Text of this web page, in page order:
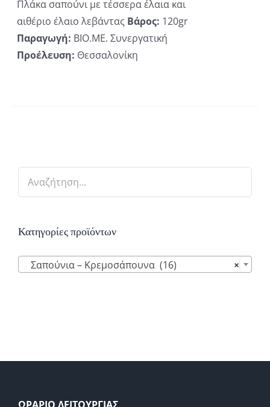
Πλάκα σαπούνι με τέσσερα έλαια και
αιθέριο έλαιο λεβάντας Βάρος: 120gr
Παραγωγή: ΒΙΟ.ΜΕ. Συνεργατική
Προέλευση: Θεσσαλονίκη
Κατηγορίες προϊόντων
×
Σαπούνια – Κρεμοσάπουνα (16)